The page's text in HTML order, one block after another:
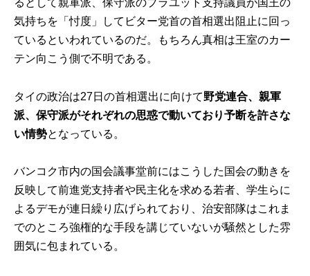
るとして親軍派、保守派のプラユット支持議員が国王の
気持ちを「忖度」してビター党首の首相選出阻止に回っ
ているといわれているのだ。もちろん真相は王室のカー
テン向こう側で不明である。
タイの政治は27日の首相選出に向けて野党連合、親軍
派、保守派がそれぞれの思惑で動いており予断を許さな
い情勢となっている。
バンコク市内の国会議事堂前にはこうした国会の動きを
反映して前進党支持者や民主化を求める若者、学生らに
よるデモが連日繰り広げられており、治安部隊はこれま
でのところ強権的な手段を講じていないが騒然とした雰
囲気に包まれている。